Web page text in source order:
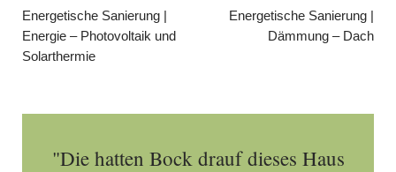
Energetische Sanierung |
Energie – Photovoltaik und
Solarthermie
Energetische Sanierung |
Dämmung – Dach
"Die hatten Bock drauf dieses Haus